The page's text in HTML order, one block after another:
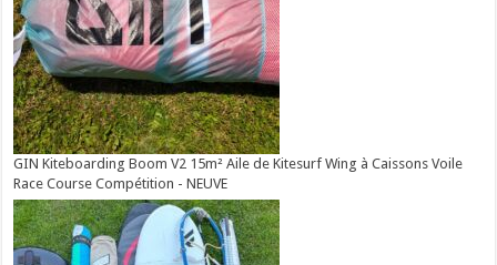
GIN Kiteboarding Boom V2 15m² Aile de Kitesurf Wing à Caissons Voile
Race Course Compétition - NEUVE